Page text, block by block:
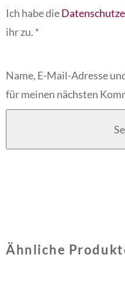
Ich habe die
ihr zu. *
Name, E-Mail-Adresse
für meinen nächsten
Ähnliche